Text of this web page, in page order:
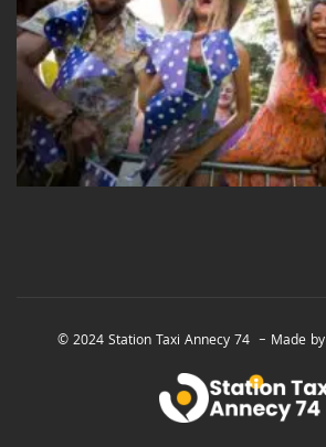
© 2024 Station Taxi Annecy 74 – Made by